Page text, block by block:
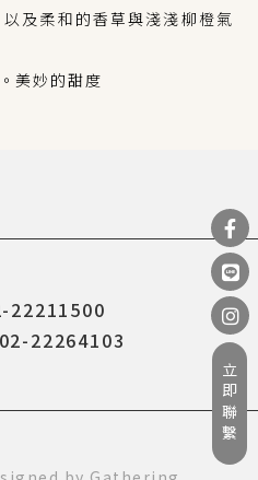
及柔和的香草與淺淺柳橙氣
美妙的甜度
立即聯繫
22211500
22264103